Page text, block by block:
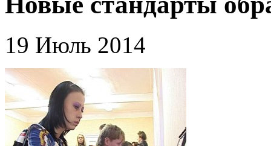
19 Июль 2014